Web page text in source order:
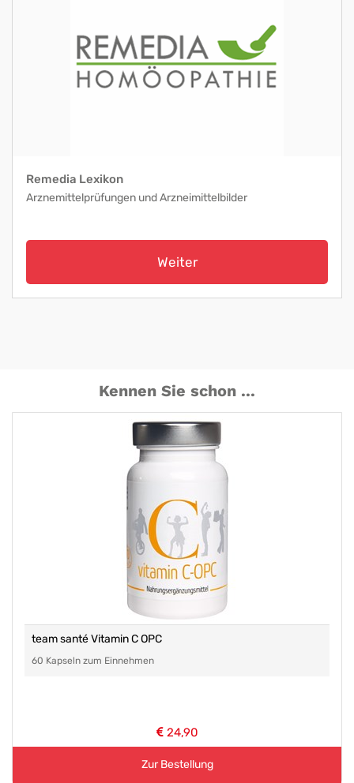
Remedia Lexikon
Arznemittelprüfungen und Arzneimittelbilder
Weiter
Kennen Sie schon ...
team santé Vitamin C OPC
60 Kapseln zum Einnehmen
24,90
Zur Bestellung